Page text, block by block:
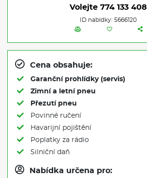
Volejte 774 133 408
ID nabídky: 5666120
Cena obsahuje:
Garanční prohlídky (servis)
Zimní a letní pneu
Přezutí pneu
Povinné ručení
Havarijní pojištění
Poplatky za rádio
Silniční daň
Nabídka určena pro: